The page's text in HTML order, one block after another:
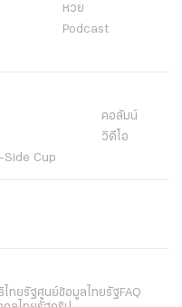
หวย
Podcast
คอลัมน์
วิดีโอ
Side Cup
ไทยรัฐศูนย์ข้อมูลไทยรัฐFAQ